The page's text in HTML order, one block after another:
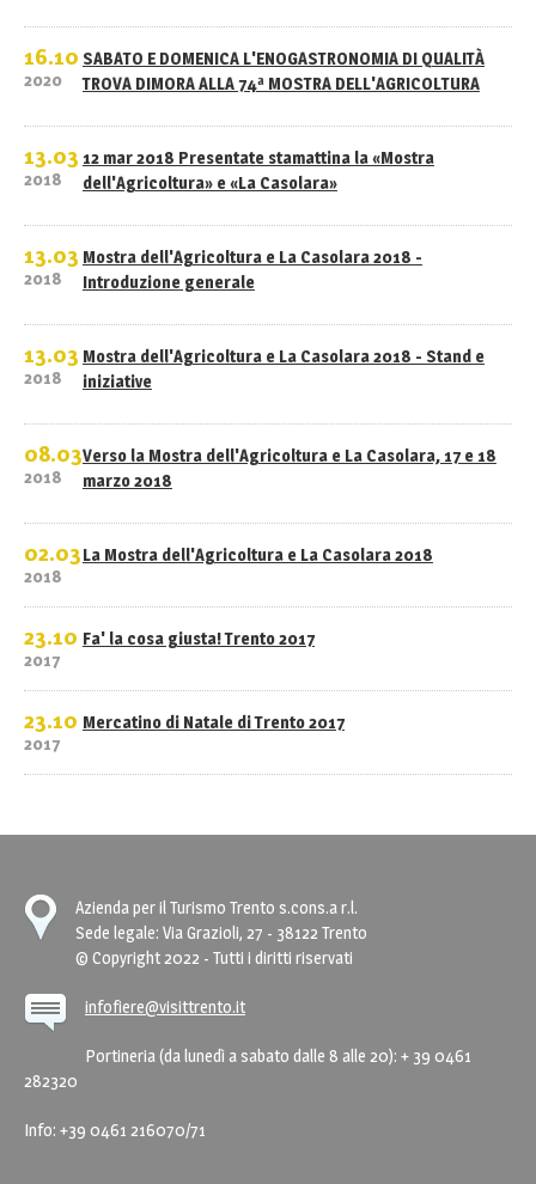
16.10
2020
SABATO E DOMENICA L'ENOGASTRONOMIA DI QUALITÀ
TROVA DIMORA ALLA 74ª MOSTRA DELL'AGRICOLTURA
13.03
2018
12 mar 2018 Presentate stamattina la «Mostra
dell'Agricoltura» e «La Casolara»
13.03
2018
Mostra dell'Agricoltura e La Casolara 2018 -
Introduzione generale
13.03
2018
Mostra dell'Agricoltura e La Casolara 2018 - Stand e
iniziative
08.03
2018
Verso la Mostra dell'Agricoltura e La Casolara, 17 e 18
marzo 2018
02.03
2018
La Mostra dell'Agricoltura e La Casolara 2018
23.10
2017
Fa' la cosa giusta! Trento 2017
23.10
2017
Mercatino di Natale di Trento 2017
Azienda per il Turismo Trento s.cons.a r.l.
Sede legale: Via Grazioli, 27 - 38122 Trento
© Copyright 2022 - Tutti i diritti riservati
infofiere@visittrento.it
Portineria (da lunedì a sabato dalle 8 alle 20): + 39 0461
282320
Info: +39 0461 216070/71